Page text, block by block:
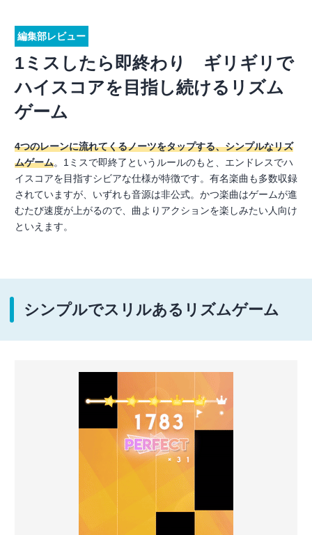
編集部レビュー
1ミスしたら即終わり ギリギリで
ハイスコアを目指し続けるリズム
ゲーム
4つのレーンに流れてくるノーツをタップする、シンプルなリズ
ムゲーム。1ミスで即終了というルールのもと、エンドレスでハ
イスコアを目指すシビアな仕様が特徴です。有名楽曲も多数収録
されていますが、いずれも音源は非公式。かつ楽曲はゲームが進
むたび速度が上がるので、曲よりアクションを楽しみたい人向け
といえます。
シンプルでスリルあるリズムゲーム